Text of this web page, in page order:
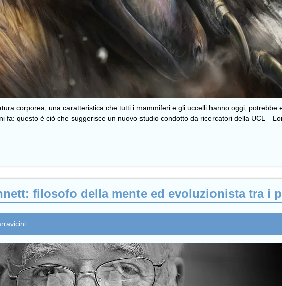
corporea, una caratteristica che tutti i mammiferi e gli uccelli hanno oggi, potrebbe
fa: questo è ciò che suggerisce un nuovo studio condotto da ricercatori della UCL –
filosofo della mente ed evoluzionista tra i